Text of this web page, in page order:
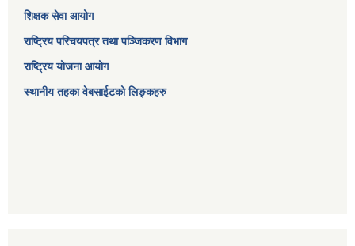
शिक्षक सेवा आयोग
राष्ट्रिय परिचयपत्र तथा पञ्जिकरण विभाग
राष्ट्रिय योजना आयोग
स्थानीय तहका वेबसाईटको लिङ्कहरु